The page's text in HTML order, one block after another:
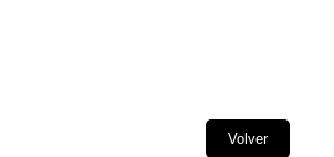
Volver